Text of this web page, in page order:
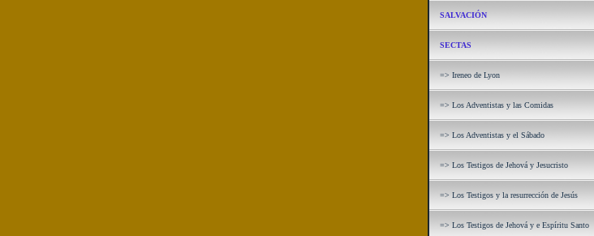
SALVACIÓN
SECTAS
=> Ireneo de Lyon
=> Los Adventistas y las Comidas
=> Los Adventistas y el Sábado
=> Los Testigos de Jehová y Jesucristo
=> Los Testigos y la resurrección de Jesús
=> Los Testigos de Jehová y e Espíritu Santo